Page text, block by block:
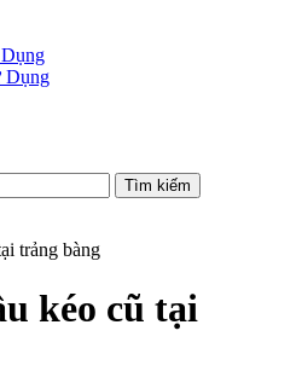
Dụng
trảng bàng
kéo cũ tại